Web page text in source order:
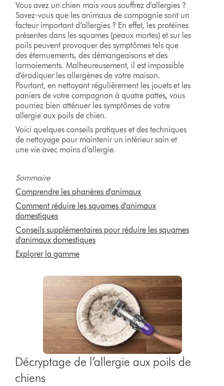
Vous avez un chien mais vous souffrez d'allergies ?
Savez-vous que les animaux de compagnie sont un
facteur important d’allergies ? En effet, les protéines
présentes dans les squames (peaux mortes) et sur les
poils peuvent provoquer des symptômes tels que
des éternuements, des démangeaisons et des
larmoiements. Malheureusement, il est impossible
d'éradiquer les allergènes de votre maison.
Pourtant, en nettoyant régulièrement les jouets et les
paniers de votre compagnon à quatre pattes, vous
pourriez bien atténuer les symptômes de votre
allergie aux poils de chien.
Voici quelques conseils pratiques et des techniques
de nettoyage pour maintenir un intérieur sain et
une vie avec moins d’allergie.
Sommaire
Comprendre les phanères d'animaux
Comment réduire les squames d'animaux
domestiques
Conseils supplémentaires pour réduire les squames
d'animaux domestiques
Explorer la gamme
Décryptage de l’allergie aux poils de
chiens